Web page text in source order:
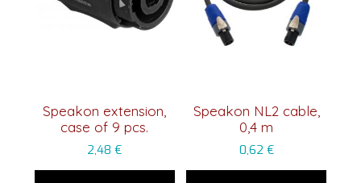
Speakon extension,
case of 9 pcs.
2,48€
Speakon NL2 cable,
0,4 m
0,62 €